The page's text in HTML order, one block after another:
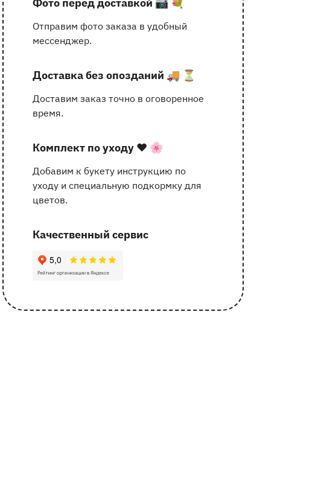
Отправим фото заказа в удобный
мессенджер.
Доставка без опозданий 🚚 ⏳
Доставим заказ точно в оговоренное
время.
Комплект по уходу ❤️ 🌸
Добавим к букету инструкцию по
уходу и специальную подкормку для
цветов.
Качественный сервис
162 отзыва с оценкой 5.0 ⭐
услугах